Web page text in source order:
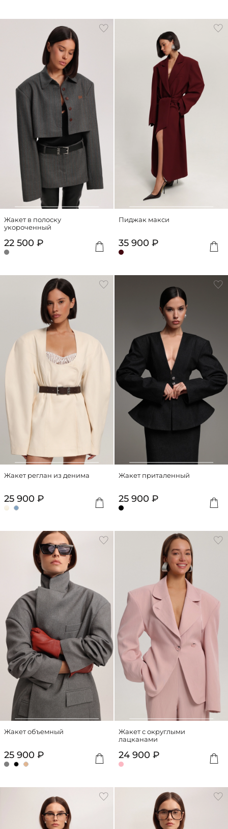
Жакет в полоску
укороченный
22 500 ₽
Пиджак макси
35 900 ₽
Жакет реглан из денима
25 900 ₽
Жакет приталенный
25 900 ₽
Жакет объемный
25 900 ₽
Жакет с округлыми
лацканами
24 900 ₽